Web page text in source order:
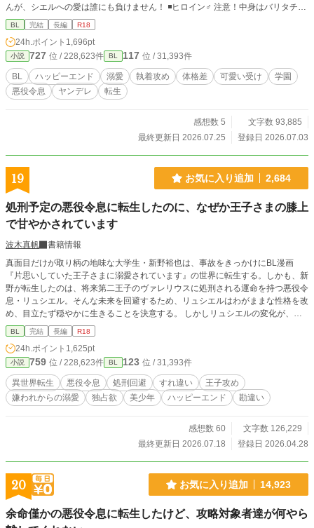
んが、シエルへの愛は誰にも負けません！ ◾️ヒロイン♂ 注意！中身はバリタチ
「セックスはスポーツだよ♪」 ◾️過保護な従者 「お前は俺がいないと、何にも出
来ないんだから」 ◾️弟（転生者） 「ーー 兄さんは僕が幸せにする！」 ◾️騎士団
長の息子 「俺は貴方の守護騎士です」 果たしてシエルは幸せになる事が出来
るのか……？ ★最終的には、やらかし王子とハッピーエンド予定です。 注意！
がっつり本番はありませんが、随所に、匂わせ、エロが絡むシーン、攻めが変
態になるシーンがあります。 ちょこちょこ出てくるので、話のタイトルに※は
つけてません。 いつでも何でもウェルカムな方、どうぞ宜しくお願いします。
BL 完結 長編 R18
24h.ポイント 1,696pt
小説 727 位 / 228,623件 BL 117 位 / 31,393件
BL ハッピーエンド 溺愛 執着攻め 体格差 可愛い受け
学園
悪役令息
ヤンデレ 転生
感想数 5
文字数 93,885
最終更新日 2026.07.25
登録日 2026.07.03
19 お気に入り追加 2,684
処刑予定の悪役令息に転生したのに、なぜか王子さまの膝上
で甘やかされています
波木真帆
書籍情報
真面目だけが取り柄の地味な大学生・新野裕也は、事故をきっかけにBL漫画
『片思いしていた王子さまに溺愛されています』の世界に転生する。しかも、新
野が転生したのは、将来第二王子のヴァレリウスに処刑される運命を持つ悪役令
息・リュシエル。そんな未来を回避するため、リュシエルはわがままな性格を改
め、目立たず穏やかに生きることを決意する。 しかしリュシエルの変化が、嫌
われていたはずの第二王子ヴァレリウスの関心を引いてしまう。関わらないよう
に、と願っていたはずなのに、なぜか少しずつ関係を変わっていって…… 処刑
エンド回避を目指す転生令息と、彼に惹かれていく王子のすれ違いから始まるハ
ッピーエンドなお話です。 R18には※つけます。
BL 完結 長編 R18
24h.ポイント 1,625pt
小説 759 位 / 228,623件 BL 123 位 / 31,393件
異世界転生 悪役令息 処刑回避 すれ違い
王子攻め
嫌われからの溺愛
独占欲 美少年 ハッピーエンド 勘違い
感想数 60
文字数 126,229
最終更新日 2026.07.18
登録日 2026.04.28
20 お気に入り追加 14,923
余命僅かの悪役令息に転生したけど、攻略対象者達が何やら